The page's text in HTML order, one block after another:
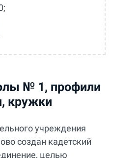
№ 1, профили
кружки
учреждения
создан кадетский
целью